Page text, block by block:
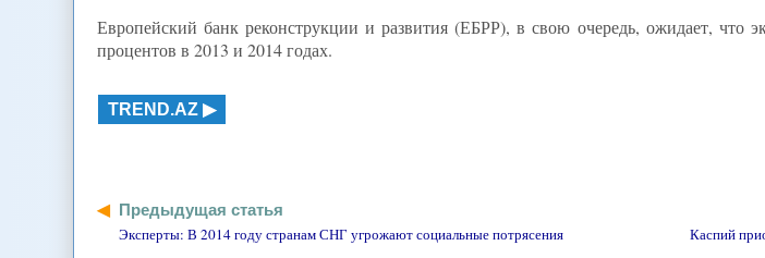
Европейский банк реконструкции и развития (ЕБРР), в свою очередь, ожидает, что
процентов в 2013 и 2014 годах.
TREND.AZ
Предыдущая статья
Эксперты: В 2014 году странам СНГ угрожают социальные потрясения Каспий